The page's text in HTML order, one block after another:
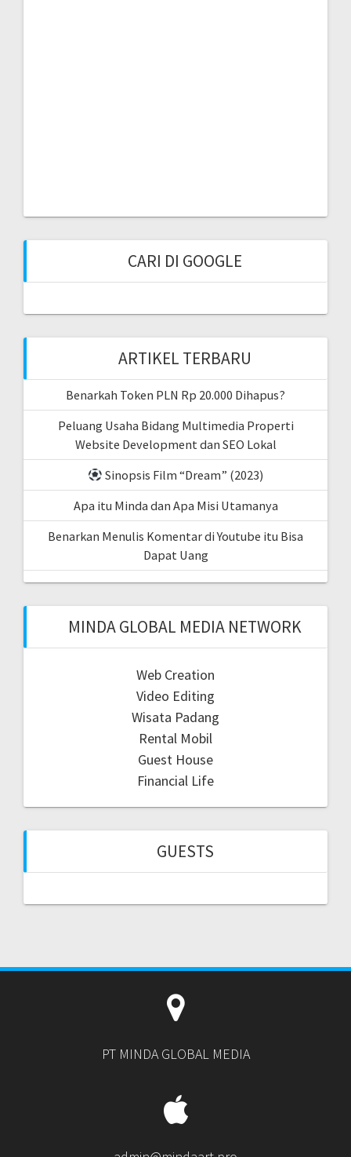
CARI DI GOOGLE
ARTIKEL TERBARU
Benarkah Token PLN Rp 20.000 Dihapus?
Peluang Usaha Bidang Multimedia Properti
Website Development dan SEO Lokal
Sinopsis Film “Dream” (2023)
Apa itu Minda dan Apa Misi Utamanya
Benarkan Menulis Komentar di Youtube itu Bisa
Dapat Uang
MINDA GLOBAL MEDIA NETWORK
Web Creation
Video Editing
Wisata Padang
Rental Mobil
Guest House
Financial Life
GUESTS
PT MINDA GLOBAL MEDIA